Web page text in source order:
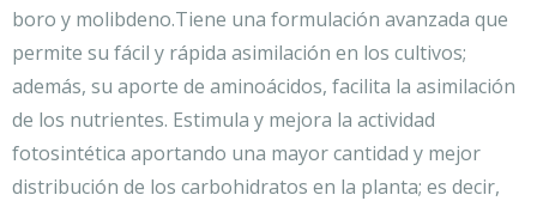
boro y molibdeno.Tiene una formulación avanzada que
permite su fácil y rápida asimilación en los cultivos;
además, su aporte de aminoácidos, facilita la asimilación
de los nutrientes. Estimula y mejora la actividad
fotosintética aportando una mayor cantidad y mejor
distribución de los carbohidratos en la planta; es decir,